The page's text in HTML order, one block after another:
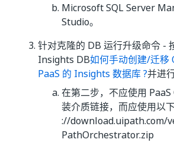
Microsoft SQL Server
Studio。
针对克隆的 DB 运行升级命令 -
Insights DB如何手动创建/迁
PaaS 的 Insights 数据库 ?并进
在第二步，不应使用
装介质链接，而应使用以
://download.uipath.com/
PathOrchestrator.zip